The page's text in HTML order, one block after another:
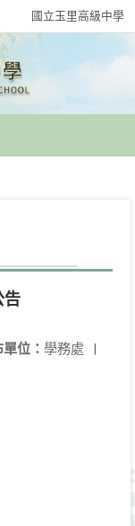
國立玉里高級中學
告
位： 學務處 |